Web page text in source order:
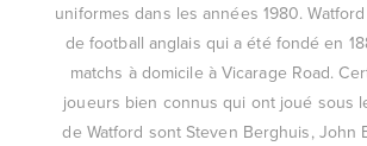
uniformes dans les années 1980.
de football anglais qui a été fondé en
matchs à domicile à Vicarage Road.
joueurs bien connus qui ont joué sous
de Watford sont Steven Berghuis, John